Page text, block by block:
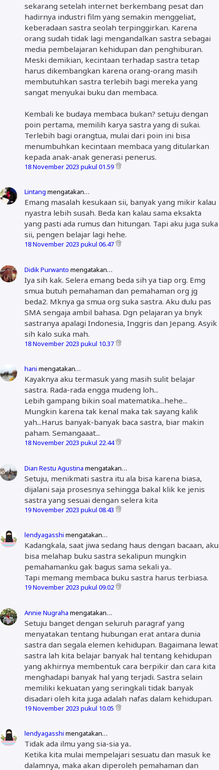
sekarang setelah internet berkembang pesat dan
hadirnya industri film yang semakin menggeliat,
keberadaan sastra seolah terpinggirkan. Karena
orang sudah tidak lagi mengandalkan sastra sebagai
media pembelajaran kehidupan dan penghiburan.
Meski demikian, kecintaan terhadap sastra tetap
harus dikembangkan karena orang-orang masih
membutuhkan sastra terlebih bagi mereka yang
sangat menyukai buku dan membaca.
Kembali ke budaya membaca bukan? setuju dengan
poin pertama, memilih karya sastra yang di sukai.
Terlebih bagi orangtua, mulai dari poin ini bisa
menumbuhkan kecintaan membaca yang ditularkan
kepada anak-anak generasi penerus.
18 November 2023 pukul 01.59
Lintang mengatakan…
Emang masalah kesukaan sii, banyak yang mikir kalau
nyastra lebih susah. Beda kan kalau sama eksakta
yang pasti ada rumus dan hitungan. Tapi aku juga suka
sii, pengen belajar lagi hehe.
18 November 2023 pukul 06.47
Didik Purwanto mengatakan…
Iya sih kak. Selera emang beda sih ya tiap org. Emg
smua butuh pemahaman dan pemahaman org jg
beda2. Mknya ga smua org suka sastra. Aku dulu pas
SMA sengaja ambil bahasa. Dgn pelajaran ya bnyk
sastranya apalagi Indonesia, Inggris dan Jepang. Asyik
sih kalo suka mah.
18 November 2023 pukul 10.37
hani mengatakan…
Kayaknya aku termasuk yang masih sulit belajar
sastra. Rada-rada engga mudeng loh...
Lebih gampang bikin soal matematika...hehe...
Mungkin karena tak kenal maka tak sayang kalik
yah...Harus banyak-banyak baca sastra, biar makin
paham. Semangaaat...
18 November 2023 pukul 22.44
Dian Restu Agustina mengatakan…
Setuju, menikmati sastra itu ala bisa karena biasa,
dijalani saja prosesnya sehingga bakal klik ke jenis
sastra yang sesuai dengan selera kita
19 November 2023 pukul 08.43
lendyagasshi mengatakan…
Kadangkala, saat jiwa sedang haus dengan bacaan, aku
bisa melahap buku sastra sekalipun mungkin
pemahamanku gak bagus sama sekali ya..
Tapi memang membaca buku sastra harus terbiasa.
19 November 2023 pukul 09.02
Annie Nugraha mengatakan…
Setuju banget dengan seluruh paragraf yang
menyatakan tentang hubungan erat antara dunia
sastra dan segala elemen kehidupan. Bagaimana lewat
sastra lah kita belajar banyak hal tentang kehidupan
yang akhirnya membentuk cara berpikir dan cara kita
menghadapi banyak hal yang terjadi. Sastra selain
memiliki kekuatan yang seringkali tidak banyak
disadari oleh kita juga adalah nafas dalam kehidupan.
19 November 2023 pukul 10.05
lendyagasshi mengatakan…
Tidak ada ilmu yang sia-sia ya..
Ketika kita mulai mempelajari sesuatu dan masuk ke
dalamnya, maka akan diperoleh pemahaman dan